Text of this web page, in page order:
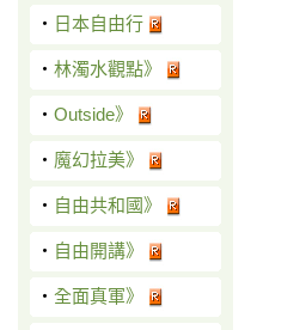
‧ 日本自由行
‧ 林濁水觀點》
‧ Outside》
‧ 魔幻拉美》
‧ 自由共和國》
‧ 自由開講》
‧ 全面真軍》